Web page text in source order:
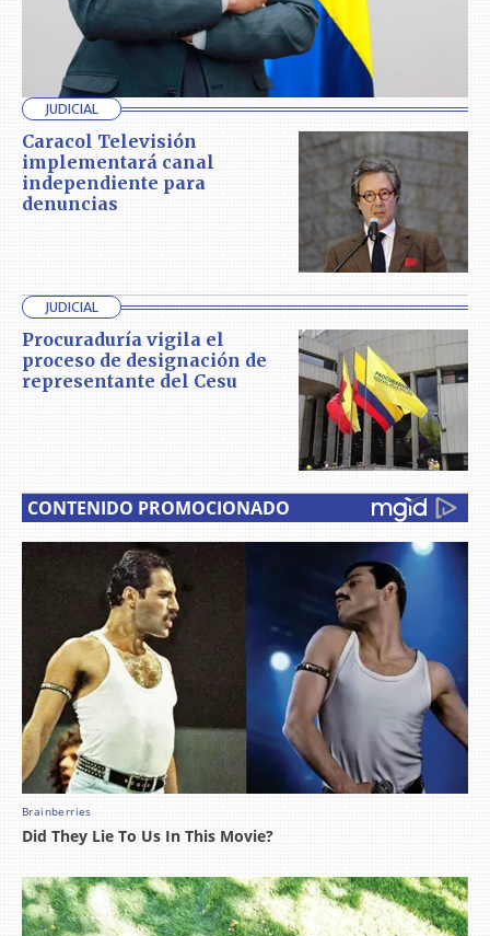
JUDICIAL
Caracol Televisión
implementará canal
independiente para
denuncias
JUDICIAL
Procuraduría vigila el
proceso de designación de
representante del Cesu